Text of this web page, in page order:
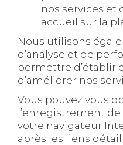
nos services et
accueil sur la
Nous utilisons
d’analyse et de
permettre d’établir
d’améliorer nos
Vous pouvez vous
l’enregistrement
votre navigateur
après les liens